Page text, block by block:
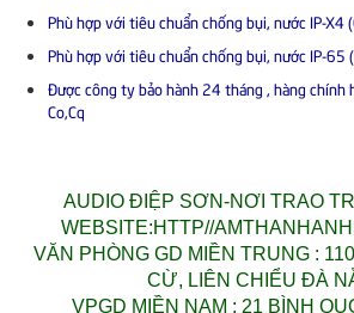
Phù hợp với tiêu chuẩn chống bụi, nước IP-X4
Phù hợp với tiêu chuẩn chống bụi, nước IP-65
Được công ty bảo hành 24 tháng , hàng chính
Co,Cq
AUDIO ĐIỆP SƠN-NƠI TRAO
WEBSITE:HTTP//
VĂN PHÒNG GD MIỀN TRUNG :
CỪ, LIÊN CHIỂU ĐÀ
VPGD MIỀN NAM : 21 BÌNH